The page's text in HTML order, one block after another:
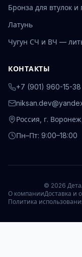
Бронза для втулок
Латунь
Чугун СЧ и ВЧ —
КОНТАКТЫ
+7 (901) 960-15-38
Россия, г.
Пн–Пт: 9:00–18:00
© 2026
О компанииДоставка и
Политика